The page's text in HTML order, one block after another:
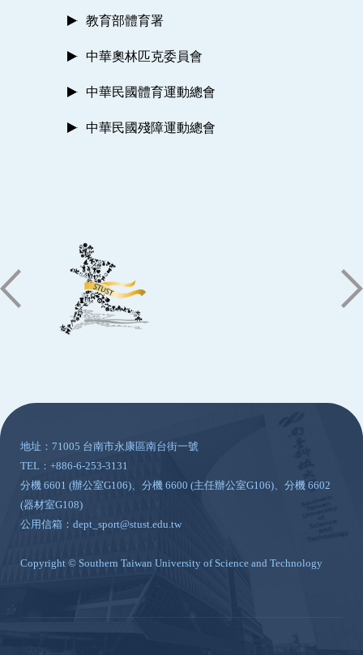
教育部體育署
中華奧林匹克委員會
中華民國體育運動總會
中華民國殘障運動總會
地址：71005 台南市永康區南台街一號
TEL：+886-6-253-3131
分機 6601 (辦公室G106)、分機 6600 (主任辦公室G106)、分機 6602
(器材室G108)
公用信箱：dept_sport@stust.edu.tw
Copyright © Southern Taiwan University of Science and Technology